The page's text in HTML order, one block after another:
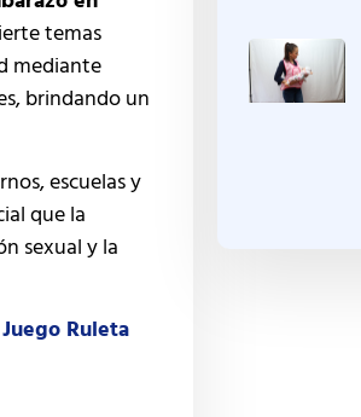
temas
mediante
brindando un
escuelas y
que la
sexual y la
Juego Ruleta